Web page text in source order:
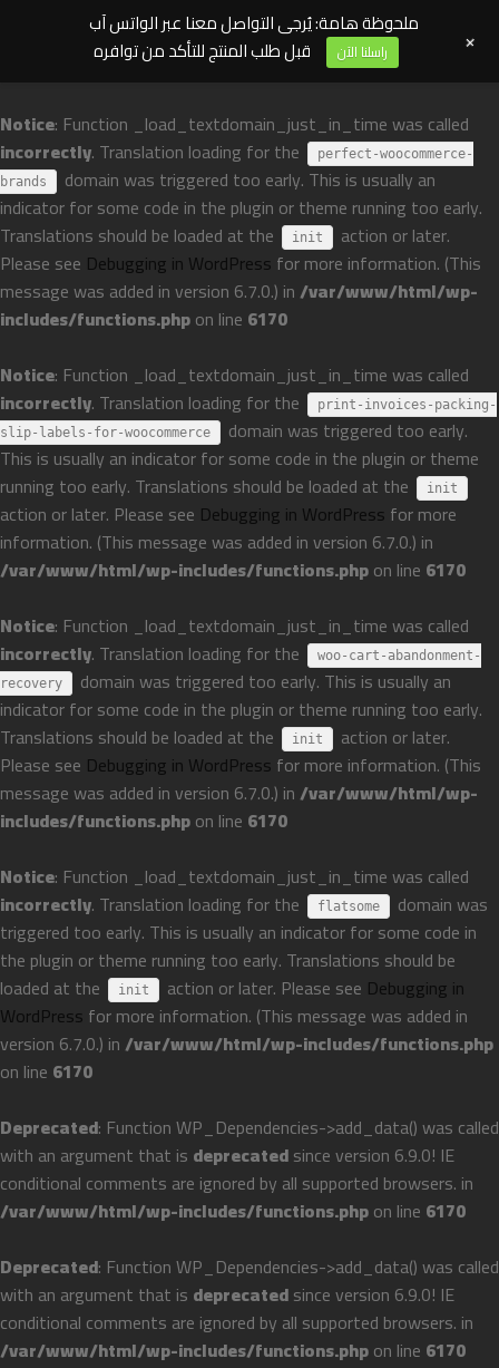
Notice: Function _load_textdomain_just_in_time was called
incorrectly. Translation loading for the
perfect-woocommerce-
brands
domain was triggered too early. This is usually an
indicator for some code in the plugin or theme running too early.
Translations should be loaded at the
init
action or later.
Please see Debugging in WordPress for more information. (This
message was added in version 6.7.0.) in/var/www/html/wp-
includes/functions.phpon line 6170
Notice: Function _load_textdomain_just_in_time was called
incorrectly. Translation loading for the
print-invoices-packing-
slip-labels-for-woocommerce
domain was triggered too early.
This is usually an indicator for some code in the plugin or theme
running too early. Translations should be loaded at the
init
action or later. Please see Debugging in WordPress for more
information. (This message was added in version 6.7.0.) in
/var/www/html/wp-includes/functions.phpon line 6170
Notice: Function _load_textdomain_just_in_time was called
incorrectly. Translation loading for the
woo-cart-abandonment-
recovery
domain was triggered too early. This is usually an
indicator for some code in the plugin or theme running too early.
Translations should be loaded at the
init
action or later.
Please see Debugging in WordPress for more information. (This
message was added in version 6.7.0.) in/var/www/html/wp-
includes/functions.phpon line 6170
Notice: Function _load_textdomain_just_in_time was called
incorrectly. Translation loading for the flatsome
domain was
triggered too early. This is usually an indicator for some code in
the plugin or theme running too early. Translations should be
loaded at the
init action or later. Please see Debugging in
WordPress for more information. (This message was added in
version 6.7.0.) in/var/www/html/wp-includes/functions.php
on line 6170
Deprecated: Function WP_Dependencies->add_data() was called
with an argument that is deprecatedsince version 6.9.0! IE
conditional comments are ignored by all supported browsers. in
/var/www/html/wp-includes/functions.phpon line 6170
Deprecated: Function WP_Dependencies->add_data() was called
with an argument that is deprecatedsince version 6.9.0! IE
conditional comments are ignored by all supported browsers. in
/var/www/html/wp-includes/functions.phpon line 6170
ملحوظة هامة: يُرجى التواصل معنا عبر الواتس آب
قبل طلب المنتج للتأكد من توافره
راسلنا الآن +